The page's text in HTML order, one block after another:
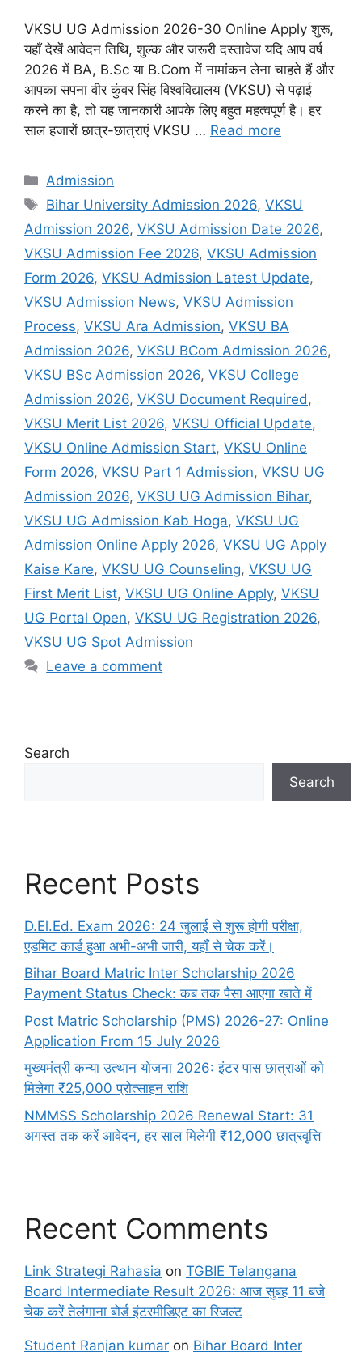
VKSU UG Admission 2026-30 Online Apply शुरू,
यहाँ देखें आवेदन तिथि, शुल्क और जरूरी दस्तावेज यदि आप वर्ष
2026 में BA, B.Sc या B.Com में नामांकन लेना चाहते हैं और
आपका सपना वीर कुंवर सिंह विश्वविद्यालय (VKSU) से पढ़ाई
करने का है, तो यह जानकारी आपके लिए बहुत महत्वपूर्ण है। हर
साल हजारों छात्र-छात्राएं VKSU … Read more
Categories
Admission
Tags
Bihar University Admission 2026,VKSU
Admission 2026, VKSU Admission Date 2026,
VKSU Admission Fee 2026, VKSU Admission
Form 2026, VKSU Admission Latest Update,
VKSU Admission News, VKSU Admission
Process, VKSU Ara Admission, VKSU BA
Admission 2026, VKSU BCom Admission 2026,
VKSU BSc Admission 2026, VKSU College
Admission 2026, VKSU Document Required ,
VKSU Merit List 2026, VKSU Official Update,
VKSU Online Admission Start, VKSU Online
Form 2026, VKSU Part 1 Admission, VKSU UG
Admission 2026, VKSU UG Admission Bihar,
VKSU UG Admission Kab Hoga, VKSU UG
Admission Online Apply 2026, VKSU UG Apply
Kaise Kare, VKSU UG Counseling, VKSU UG
First Merit List, VKSU UG Online Apply, VKSU
UG Portal Open, VKSU UG Registration 2026,
VKSU UG Spot Admission
Leave a comment
Search
Search
Recent Posts
D.El.Ed. Exam 2026: 24 जुलाई से शुरू होगी परीक्षा,
एडमिट कार्ड हुआ अभी-अभी जारी, यहाँ से चेक करें।
Bihar Board Matric Inter Scholarship 2026
Payment Status Check: कब तक पैसा आएगा खाते में
Post Matric Scholarship (PMS) 2026-27: Online
Application From 15 July 2026
मुख्यमंत्री कन्या उत्थान योजना 2026: इंटर पास छात्राओं को
मिलेगा ₹25,000 प्रोत्साहन राशि
NMMSS Scholarship 2026 Renewal Start: 31
अगस्त तक करें आवेदन, हर साल मिलेगी ₹12,000 छात्रवृत्ति
Recent Comments
Link Strategi Rahasia on TGBIE Telangana
Board Intermediate Result 2026: आज सुबह 11 बजे
चेक करें तेलंगाना बोर्ड इंटरमीडिएट का रिजल्ट
Student Ranjan kumar on Bihar Board Inter